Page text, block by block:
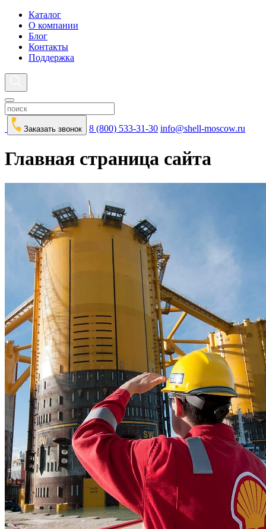
Каталог
О компании
Блог
Контакты
Поддержка
Заказать звонок 8 (800) 533-31-30 info@shell-moscow.ru
Главная страница сайта